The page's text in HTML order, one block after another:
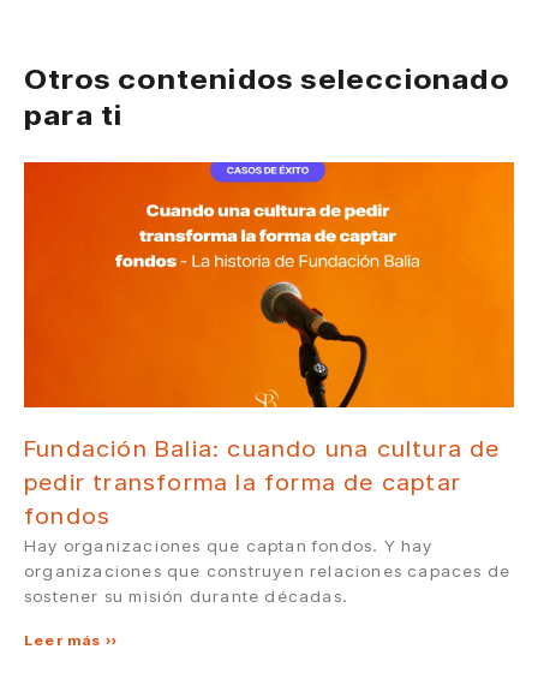
Otros contenidos seleccionado
para ti
Fundación Balia: cuando una cultura de
pedir transforma la forma de captar
fondos
Hay organizaciones que captan fondos. Y hay
organizaciones que construyen relaciones capaces de
sostener su misión durante décadas.
Leer más »